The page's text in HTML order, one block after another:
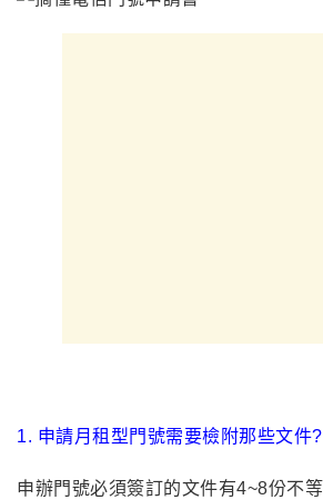
1. 申請月租型門號需要檢附那些文件?
申辦門號必須簽訂的文件有4~8份不等